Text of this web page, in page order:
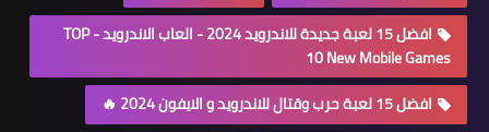
افضل 15 لعبة جديدة للاندرويد 2024 - العاب الاندرويد - TOP
10 New Mobile Games
افضل 15 لعبة حرب وقتال للاندرويد و الايفون 2024 🔥